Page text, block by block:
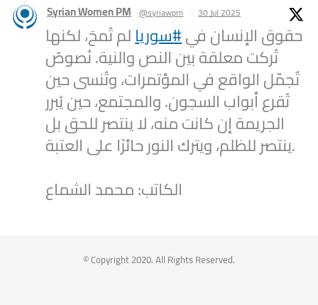
Syrian Women PM @syriawpm · 30 Jul 2025
حقوق الإنسان في#سوريالم تُمحَ، لكنها
تُركت معلقة بين النص والنية. نُصوصٌ
تُجمّل الواقع في المؤتمرات، وتُنسى حين
تُقرع أبواب السجون. والمجتمع، حين يُبرر
الجريمة إن كانت منه، لا ينتصر للحق بل
ينتصر للظلم، ويترك النور حائرًا على العتبة.
الكاتب: محمد الشماع
Syrian Women PM @syriawpm · 25 Jul 2025
© Copyright 2020. All Rights Reserved.